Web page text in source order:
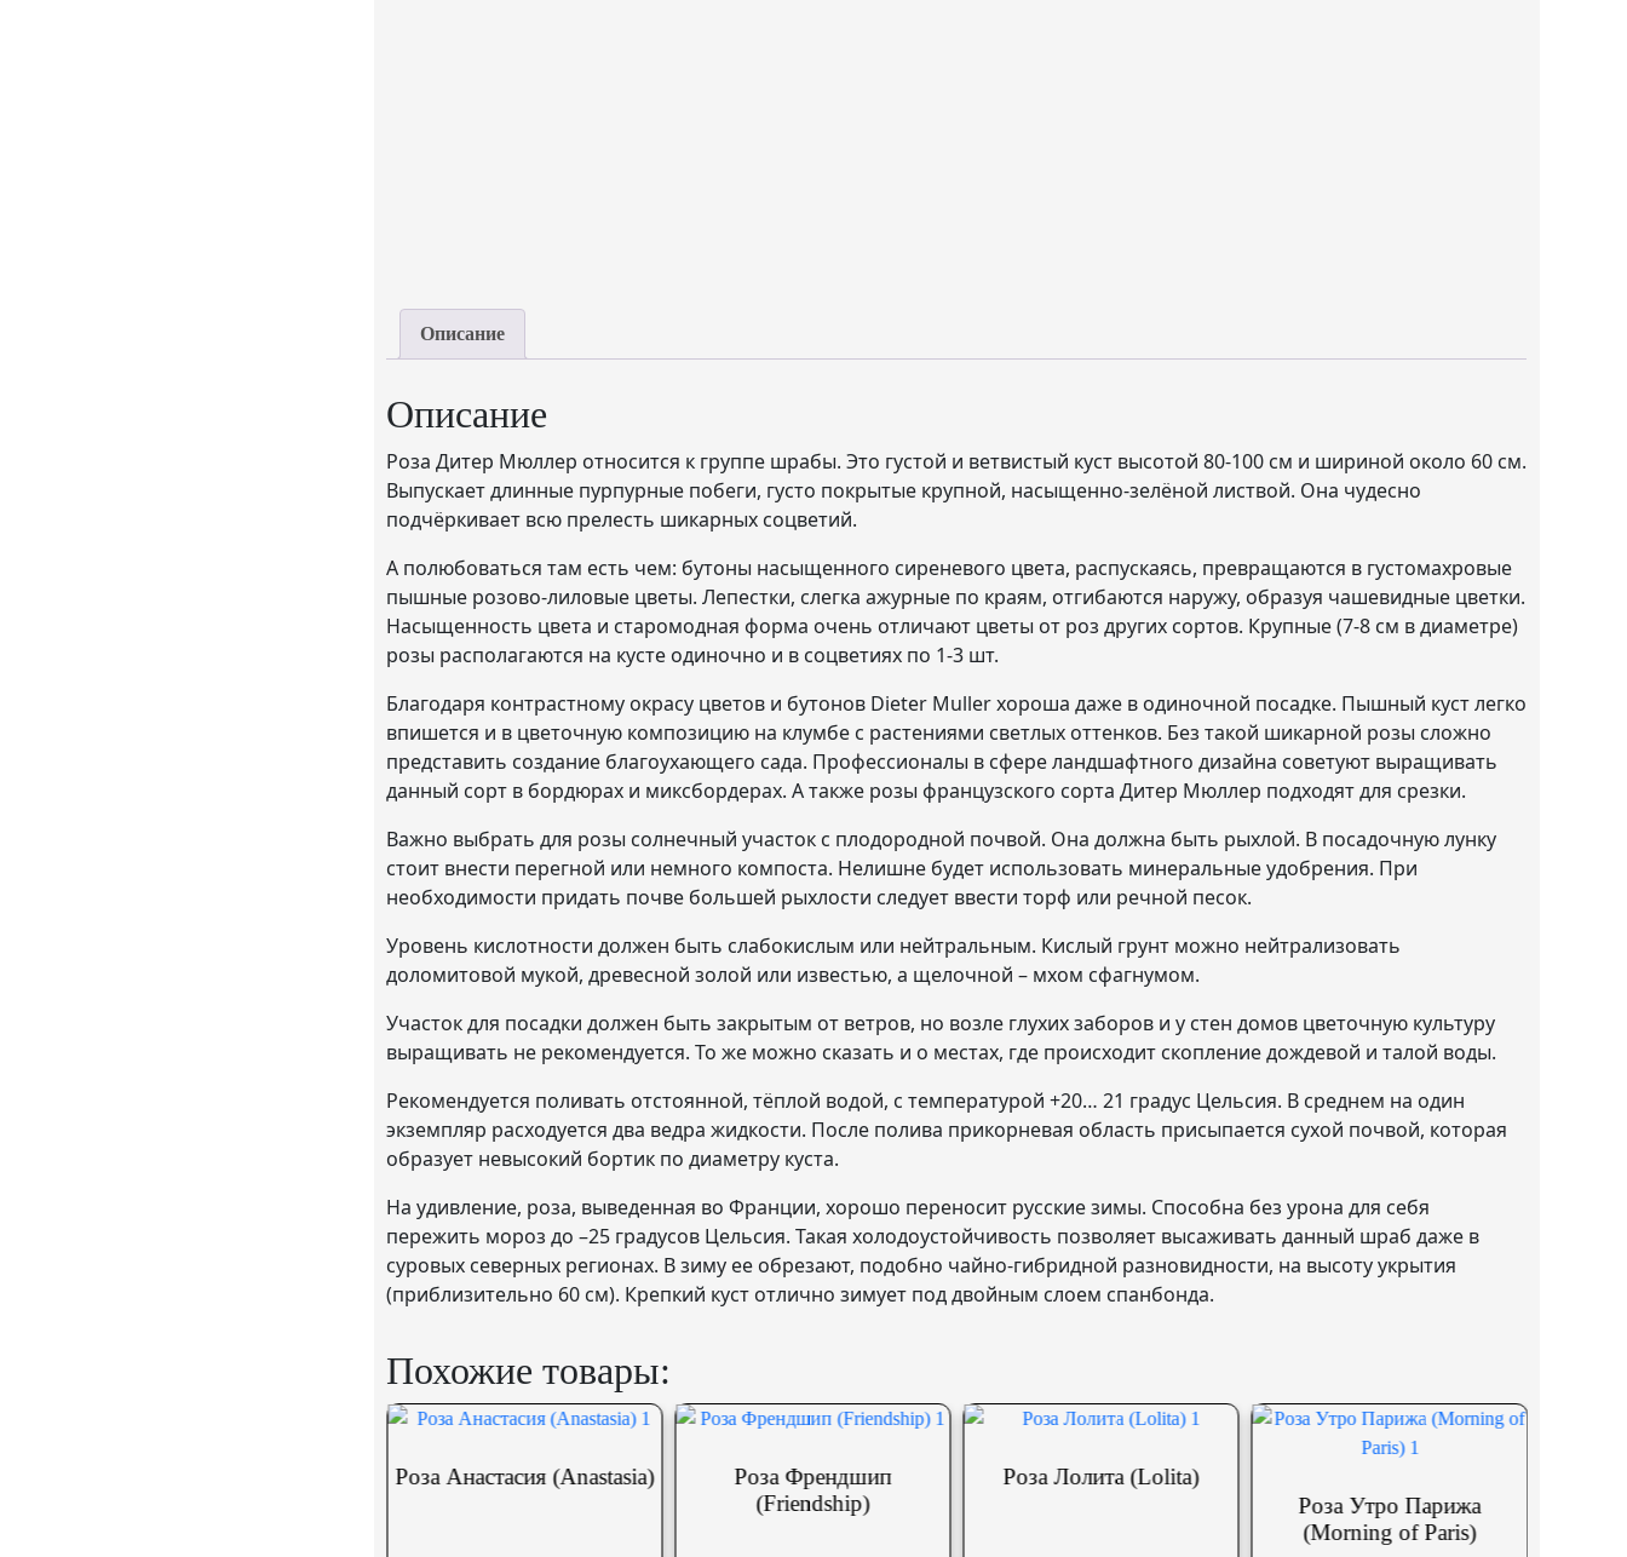
Описание
Описание
Роза Дитер Мюллер относится к группе шрабы. Это густой и ветвистый куст высотой 80-100 см и шириной около 60 см.
Выпускает длинные пурпурные побеги, густо покрытые крупной, насыщенно-зелёной листвой. Она чудесно
подчёркивает всю прелесть шикарных соцветий.
А полюбоваться там есть чем: бутоны насыщенного сиреневого цвета, распускаясь, превращаются в густомахровые
пышные розово-лиловые цветы. Лепестки, слегка ажурные по краям, отгибаются наружу, образуя чашевидные цветки.
Насыщенность цвета и старомодная форма очень отличают цветы от роз других сортов. Крупные (7-8 см в диаметре)
розы располагаются на кусте одиночно и в соцветиях по 1-3 шт.
Благодаря контрастному окрасу цветов и бутонов Dieter Muller хороша даже в одиночной посадке. Пышный куст легко
впишется и в цветочную композицию на клумбе с растениями светлых оттенков. Без такой шикарной розы сложно
представить создание благоухающего сада. Профессионалы в сфере ландшафтного дизайна советуют выращивать
данный сорт в бордюрах и миксбордерах. А также розы французского сорта Дитер Мюллер подходят для срезки.
Важно выбрать для розы солнечный участок с плодородной почвой. Она должна быть рыхлой. В посадочную лунку
стоит внести перегной или немного компоста. Нелишне будет использовать минеральные удобрения. При
необходимости придать почве большей рыхлости следует ввести торф или речной песок.
Уровень кислотности должен быть слабокислым или нейтральным. Кислый грунт можно нейтрализовать
доломитовой мукой, древесной золой или известью, а щелочной – мхом сфагнумом.
Участок для посадки должен быть закрытым от ветров, но возле глухих заборов и у стен домов цветочную культуру
выращивать не рекомендуется. То же можно сказать и о местах, где происходит скопление дождевой и талой воды.
Рекомендуется поливать отстоянной, тёплой водой, с температурой +20… 21 градус Цельсия. В среднем на один
экземпляр расходуется два ведра жидкости. После полива прикорневая область присыпается сухой почвой, которая
образует невысокий бортик по диаметру куста.
На удивление, роза, выведенная во Франции, хорошо переносит русские зимы. Способна без урона для себя
пережить мороз до –25 градусов Цельсия. Такая холодоустойчивость позволяет высаживать данный шраб даже в
суровых северных регионах. В зиму ее обрезают, подобно чайно-гибридной разновидности, на высоту укрытия
(приблизительно 60 см). Крепкий куст отлично зимует под двойным слоем спанбонда.
Похожие товары:
Роза Анастасия (Anastasia)
Роза Френдшип
Роза Лолита (Lolita)
Роза Утро Парижа
(Morning of Paris)
Роза Грин Фэшн